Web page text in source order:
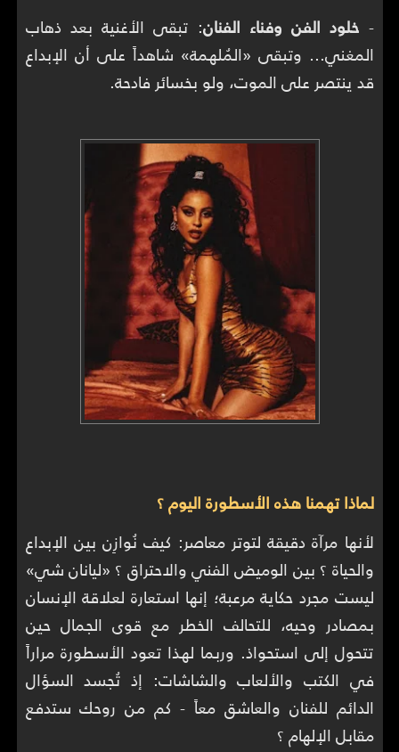
- خلود الفن وفناء الفنان: تبقى الأغنية بعد ذهاب
المغني… وتبقى «المُلهمة» شاهداً على أن الإبداع
قد ينتصر على الموت، ولو بخسائر فادحة.
لماذا تهمنا هذه الأسطورة اليوم ؟
لأنها مرآة دقيقة لتوتر معاصر: كيف نُوازِن بين الإبداع
والحياة ؟ بين الوميض الفني والاحتراق ؟ «ليانان شي»
ليست مجرد حكاية مرعبة؛ إنها استعارة لعلاقة الإنسان
بمصادر وحيه، للتحالف الخطر مع قوى الجمال حين
تتحول إلى استحواذ. وربما لهذا تعود الأسطورة مراراً
في الكتب والألعاب والشاشات: إذ تُجسد السؤال
الدائم للفنان والعاشق معاً - كم من روحك ستدفع
مقابل الإلهام ؟